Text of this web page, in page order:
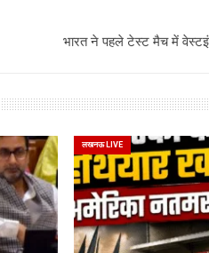
भारत ने पहले टेस्ट मैच में
लखनऊ LIVE